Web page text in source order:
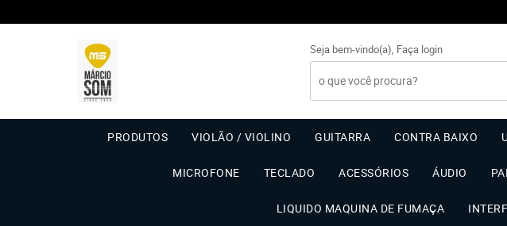
Seja bem-vindo(a), Faça login
PRODUTOS VIOLÃO / VIOLINO GUITARRA CONTRA BAIXO
MICROFONE TECLADO ACESSÓRIOS ÁUDIO
LIQUIDO MAQUINA DE FUMAÇA